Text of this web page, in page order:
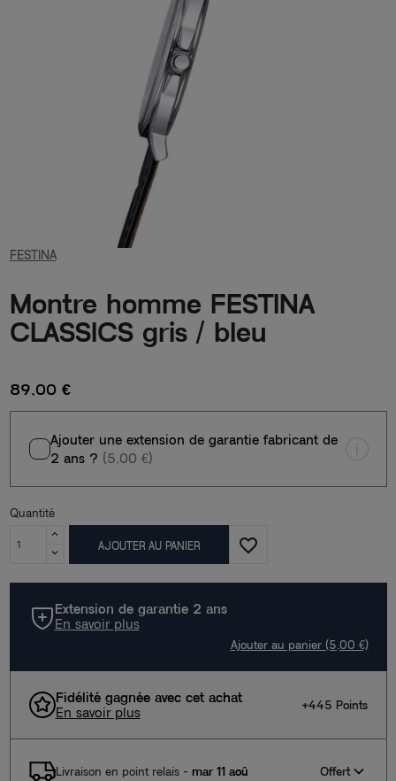
FESTINA
Montre homme FESTINA
CLASSICS gris / bleu
89,00 €
Ajouter une extension de garantie fabricant de
2 ans ? (5,00 €)
Quantité
AJOUTER AU PANIER favorite_border
Extension de garantie 2 ans
En savoir plus
Ajouter au panier (5,00 €)
Fidélité gagnée avec cet achat
En savoir plus
+445 Points
Livraison en point relais- mar 11 aoû Offert